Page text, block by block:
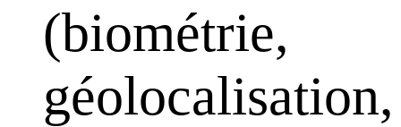
(biométrie,
géolocalisation,